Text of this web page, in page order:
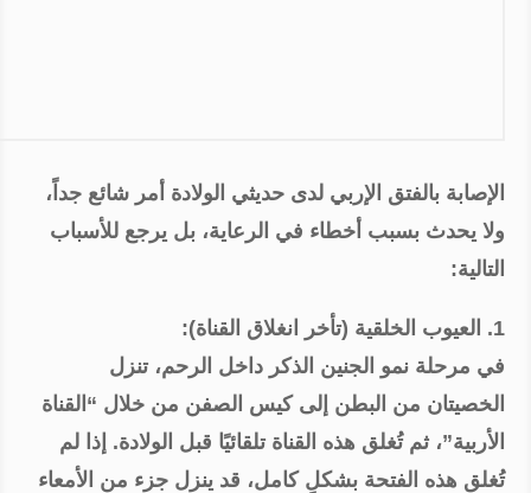
الإصابة بالفتق الإربي لدى حديثي الولادة أمر شائع جداً،
ولا يحدث بسبب أخطاء في الرعاية، بل يرجع للأسباب
التالية:
1. العيوب الخلقية (تأخر انغلاق القناة):
في مرحلة نمو الجنين الذكر داخل الرحم، تنزل
الخصيتان من البطن إلى كيس الصفن من خلال “القناة
الأربية”، ثم تُغلق هذه القناة تلقائيًا قبل الولادة. إذا لم
تُغلق هذه الفتحة بشكلٍ كامل، قد ينزل جزء من الأمعاء